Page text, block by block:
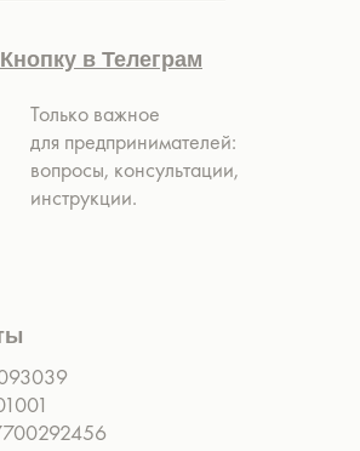
в Телеграм
Только важное
для предпринимателей:
вопросы, консультации,
инструкции.